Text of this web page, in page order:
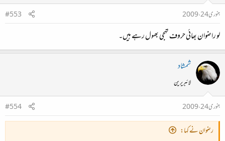
جنوری 24، 2009
#553
لو راضوان بھائی حروف تہجی بھول رہے ہیں‌۔
شمشاد
لائبریرین
جنوری 24، 2009
#554
رضوان نے کہا: